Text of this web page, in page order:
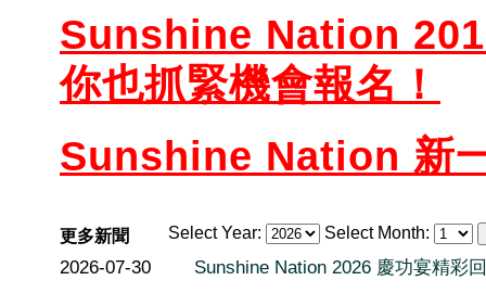
Sunshine Nation
你也抓緊機會報名！
Sunshine Nation 新
Select Year: Select Month:
更多新聞
2026-07-30
Sunshine Nation 2026 慶功宴精彩